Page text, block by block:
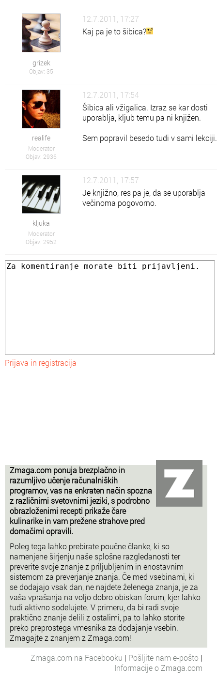
grizek
Objav: 35
12.7.2011, 17:27
Kaj pa je to šibica?
realife
Moderator
Objav: 2936
12.7.2011, 17:54
Šibica ali vžigalica. Izraz se kar dosti
uporablja, kljub temu pa ni knjižen.
Sem popravil besedo tudi v sami lekciji.
kljuka
Moderator
Objav: 2952
12.7.2011, 17:57
Je knjižno, res pa je, da se uporablja
večinoma pogovorno.
Prijava in registracija
Zmaga.com ponuja brezplačno in
razumljivo učenje računalniških
programov, vas na enkraten način spozna
z različnimi svetovnimi jeziki, s podrobno
obrazloženimi recepti prikaže čare
kulinarike in vam prežene strahove pred
domačimi opravili.
Poleg tega lahko prebirate poučne članke, ki so
namenjene širjenju naše splošne razgledanosti ter
preverite svoje znanje z priljubljenim in enostavnim
sistemom za preverjanje znanja. Če med vsebinami, ki
se dodajajo vsak dan, ne najdete želenega znanja, je za
vaša vprašanja na voljo dobro obiskan forum, kjer lahko
tudi aktivno sodelujete. V primeru, da bi radi svoje
praktično znanje delili z ostalimi, pa to lahko storite
preko preprostega vmesnika za dodajanje vsebin.
Zmagajte z znanjem z Zmaga.com!
Zmaga.com na Facebooku | Pošljite nam e-pošto |
Informacije o Zmaga.com